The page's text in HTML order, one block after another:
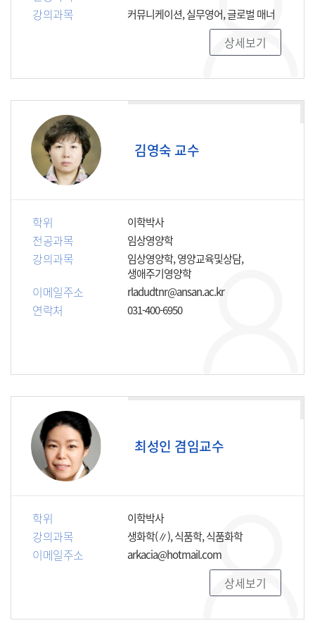
강의과목 커뮤니케이션, 실무영어, 글로벌 매너
상세보기
김영숙 교수
학위 이학박사
전공과목 임상영양학
강의과목
임상영양학, 영양교육및상담,
생애주기영양학
이메일주소 rladudtnr@ansan.ac.kr
연락처 031-400-6950
최성인 겸임교수
학위 이학박사
강의과목 생화학(∥), 식품학, 식품화학
이메일주소 arkacia@hotmail.com
상세보기